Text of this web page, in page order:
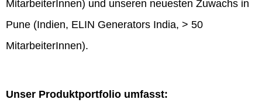
MitarbeiterInnen) und unseren neuesten Zuwachs in
Pune (Indien, ELIN Generators India, > 50
MitarbeiterInnen).
Unser Produktportfolio umfasst: